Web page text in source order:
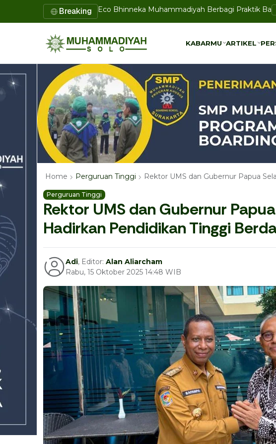
Breaking
Eco Bhinneka Muhammadiyah Berbagi Praktik
Haedar Nashir: Muktamar Harus Menjadi Ruang
KABARMU ARTIKEL
Home Perguruan Tinggi Rektor UMS dan Gubernur Papua
Perguruan Tinggi
Rektor UMS dan Gubernur
Hadirkan Pendidikan Tinggi
Adi, Editor: Alan Aliarcham
Rabu, 15 Oktober 2025 14:48 WIB